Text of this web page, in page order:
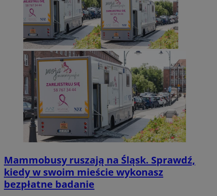
Mammobusy ruszają na Śląsk. Sprawdź,
kiedy w swoim mieście wykonasz
bezpłatne badanie